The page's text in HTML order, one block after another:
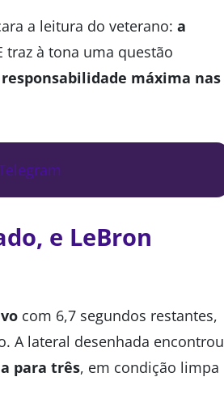
a leitura do veterano: a
à tona uma questão
máxima nas
e LeBron
com 6,7 segundos restantes,
A lateral desenhada encontrou
para três, em condição limpa